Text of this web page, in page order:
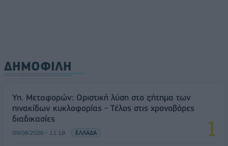
ΔΗΜΟΦΙΛΗ
Υπ. Μεταφορών: Οριστική λύση στο ζήτημα των
πινακίδων κυκλοφορίας - Τέλος στις χρονοβόρες
διαδικασίες
09/08/2026 - 11:18 ΕΛΛΑΔΑ